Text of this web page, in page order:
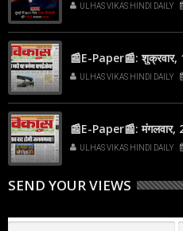
ULHAS VIKAS HINDI DAILY
📰E-Paper📰:
ULHAS VIKAS HINDI DAILY
📰E-Paper📰:
ULHAS VIKAS HINDI DAILY
SEND YOUR VIEWS